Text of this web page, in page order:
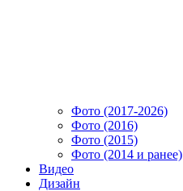
Фото (2017-2026)
Фото (2016)
Фото (2015)
Фото (2014 и ранее)
Видео
Дизайн